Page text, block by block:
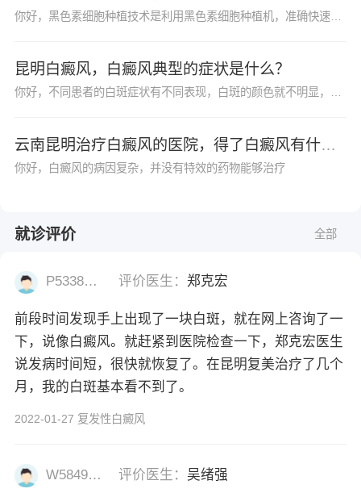
你好，黑色素细胞种植技术是利用黑色素细胞种植机，准确快速分离出优质、活跃的黑色素细胞，采用提取培养直接种植到白斑部位，同时介入细胞生长因子，保证了黑色素的成活率。采用自体表皮移植的方法，利用高端仪器，直接提取患者健康皮肤内的活跃黑色素细胞，然后种植到患者的白癜风灶部位。
昆明白癜风，白癜风典型的症状是什么？
云南昆明治疗白癜风的医院，得了白癜风有什么好的治疗方法么？
你好，白癜风的病因复杂，并没有特效的药物能够治疗
就诊评价 全部
P53382977 评价医生：郑克宏
前段时间发现手上出现了一块白斑，就在网上咨询了一
下，说像白癜风。就赶紧到医院检查一下，郑克宏医生
说发病时间短，很快就恢复了。在昆明复美治疗了几个
月，我的白斑基本看不到了。
2022-01-27 复发性白癜风
W58493477 评价医生： 吴绪强